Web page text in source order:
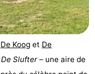
De Koog et De
De Slufter – une aire de